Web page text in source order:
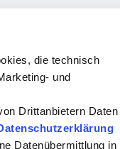
die technisch
und
Drittanbietern Daten
Datenübermittlung in
Per Whatsapp